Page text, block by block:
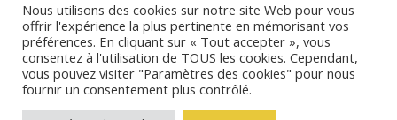
secretariat@cfales3b.fr
Nous invitons toute personne en
situation de handicap à nous contacter
par mail ou par téléphone afin
Nous utilisons des cookies sur notre site Web pour vous
offrir l'expérience la plus pertinente en mémorisant vos
préférences. En cliquant sur « Tout accepter », vous
consentez à l'utilisation de TOUS les cookies. Cependant,
vous pouvez visiter "Paramètres des cookies" pour nous
fournir un consentement plus contrôlé.